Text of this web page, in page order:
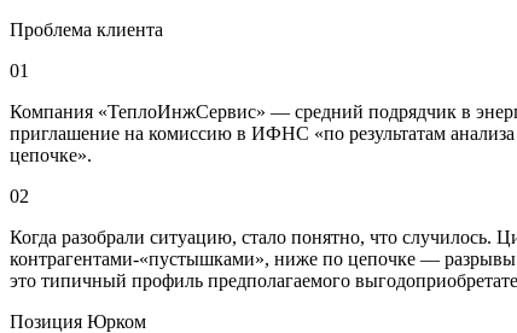
Проблема клиента
01
Компания «ТеплоИнжСервис» — средний подрядчик в
приглашение на комиссию в ИФНС «по результатам анализа
цепочке».
02
Когда разобрали ситуацию, стало понятно, что
контрагентами‑«пустышками», ниже по цепочке —
это типичный профиль предполагаемого
Позиция Юрком